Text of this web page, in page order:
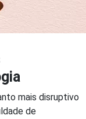
mais disruptivo
de